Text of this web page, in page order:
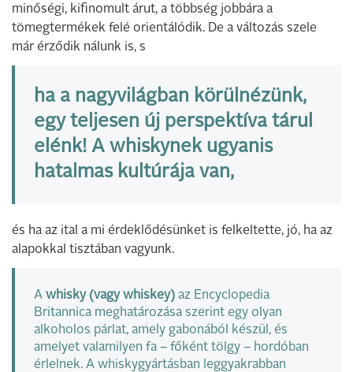
minőségi, kifinomult árut, a többség jobbára a
tömegtermékek felé orientálódik. De a változás szele
már érződik nálunk is, s
ha a nagyvilágban körülnézünk,
egy teljesen új perspektíva tárul
elénk! A whiskynek ugyanis
hatalmas kultúrája van,
és ha az ital a mi érdeklődésünket is felkeltette, jó, ha az
alapokkal tisztában vagyunk.
A whisky (vagy whiskey) az Encyclopedia
Britannica meghatározása szerint egy olyan
alkoholos párlat, amely gabonából készül, és
amelyet valamilyen fa – főként tölgy – hordóban
érlelnek. A whiskygyártásban leggyakrabban